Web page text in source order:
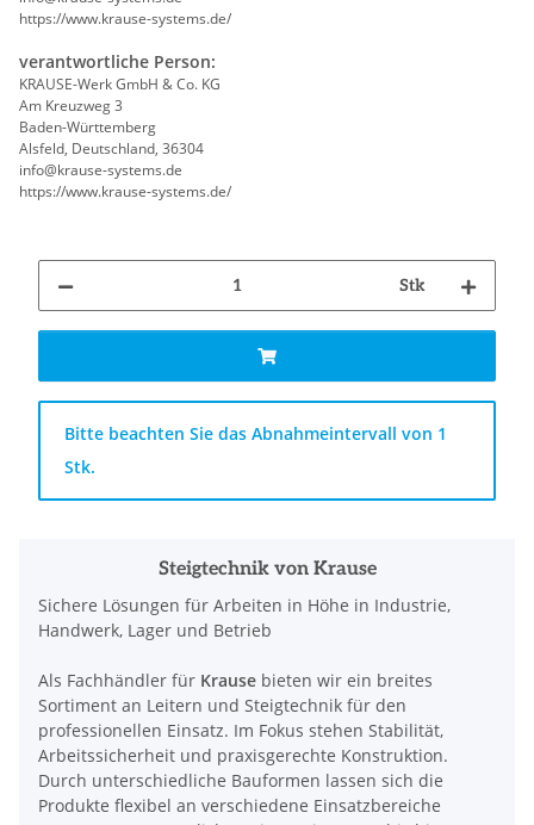
https://www.krause-systems.de/
verantwortliche Person:
KRAUSE-Werk GmbH & Co. KG
Am Kreuzweg 3
Baden-Württemberg
Alsfeld, Deutschland, 36304
info@krause-systems.de
https://www.krause-systems.de/
Stk
x
Bitte beachten Sie das Abnahmeintervall von 1
Stk.
Steigtechnik von Krause
Sichere Lösungen für Arbeiten in Höhe in Industrie,
Handwerk, Lager und Betrieb
Als Fachhändler für Krause bieten wir ein breites
Sortiment an Leitern und Steigtechnik für den
professionellen Einsatz. Im Fokus stehen Stabilität,
Arbeitssicherheit und praxisgerechte Konstruktion.
Durch unterschiedliche Bauformen lassen sich die
Produkte flexibel an verschiedene Einsatzbereiche